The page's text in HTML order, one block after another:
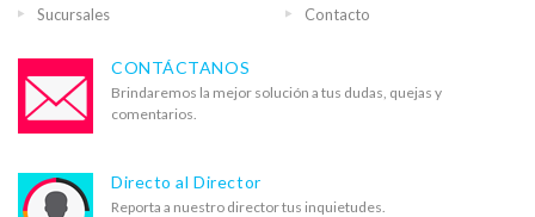
Sucursales Contacto
CONTÁCTANOS
Brindaremos la mejor solución a tus dudas, quejas y
comentarios.
Directo al Director
Reporta a nuestro director tus inquietudes.